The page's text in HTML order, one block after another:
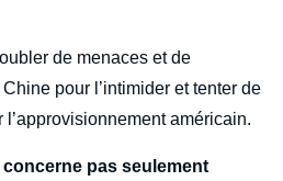
de menaces et de
pour l’intimider et tenter de
l’approvisionnement américain.
pas seulement